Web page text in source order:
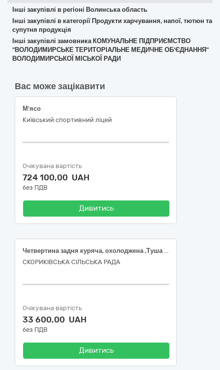
Інші закупівлі в регіоні Волинська область
Інші закупівлі в категорії Продукти харчування, напої, тютюн та
супутня продукція
Інші закупівлі замовника КОМУНАЛЬНЕ ПІДПРИЄМСТВО
"ВОЛОДИМИРСЬКЕ ТЕРИТОРІАЛЬНЕ МЕДИЧНЕ ОБ'ЄДНАННЯ"
ВОЛОДИМИРСЬКОЇ МІСЬКОЇ РАДИ
Вас може зацікавити
М'ясо
Київський спортивний ліцей
Очікувана вартість
724 100,00 UAH
без ПДВ
Дивитись
Четвертина задня куряча, охолоджена ,Туша свинна, категорія перша-екстра, охолоджена, печінка куряча, охолоджена (ДК 021:2015 — 15110000-2 М'ясо)
СКОРИКІВСЬКА СІЛЬСЬКА РАДА
Очікувана вартість
33 600,00 UAH
без ПДВ
Дивитись